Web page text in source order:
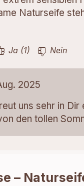
Naturseife
Ja (1) Nein
2025
uns sehr in
den tollen
–